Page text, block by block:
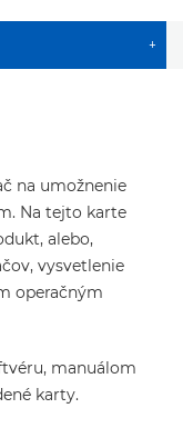
+
na umožnenie
Na tejto karte
alebo,
vysvetlenie
operačným
manuálom
karty.